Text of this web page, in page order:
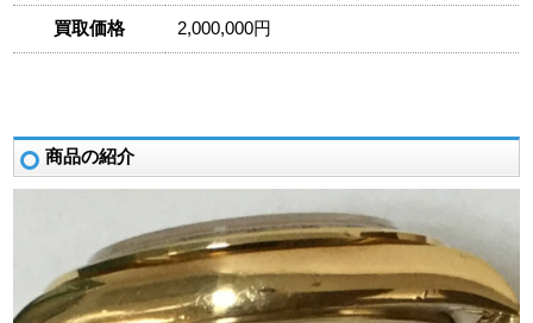
買取価格 2,000,000円
商品の紹介